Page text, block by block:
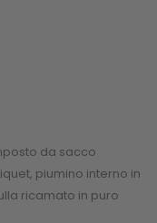
da sacco
piumino interno in
ricamato in puro